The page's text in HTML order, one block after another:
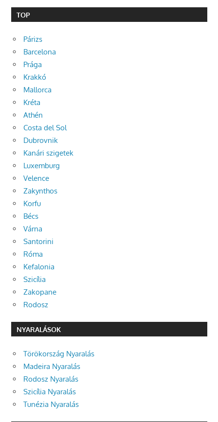
TOP
Párizs
Barcelona
Prága
Krakkó
Mallorca
Kréta
Athén
Costa del Sol
Dubrovnik
Kanári szigetek
Luxemburg
Velence
Zakynthos
Korfu
Bécs
Várna
Santorini
Róma
Kefalonia
Szicília
Zakopane
Rodosz
NYARALÁSOK
Törökország Nyaralás
Madeira Nyaralás
Rodosz Nyaralás
Szicília Nyaralás
Tunézia Nyaralás